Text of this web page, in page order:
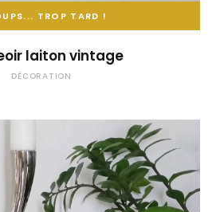
TROP TARD !
laiton vintage
DÉCORATION